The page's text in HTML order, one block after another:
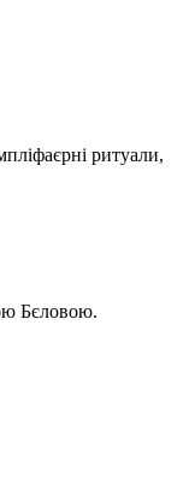
ритуали,
Бєловою.